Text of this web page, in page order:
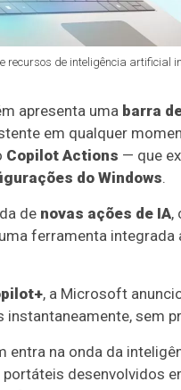
recursos de inteligência artificial
apresenta uma barra
em qualquer
Copilot Actions — que
do Windows.
de novas ações de IA,
ferramenta integrada
, a Microsoft
instantaneamente, sem
entra na onda da
desenvolvidos